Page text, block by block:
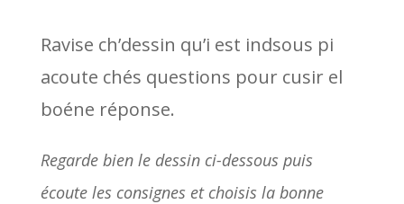
Ravise ch’dessin qu’i est indsous pi
acoute chés questions pour cusir el
boéne réponse.
Regarde bien le dessin ci-dessous puis
écoute les consignes et choisis la bonne